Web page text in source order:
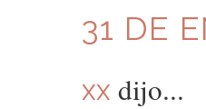
31 DE
xx dijo...